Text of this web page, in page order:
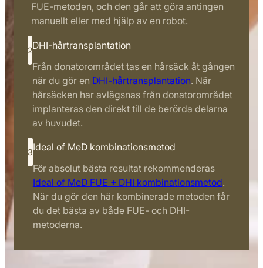
FUE-metoden, och den går att göra antingen
manuellt eller med hjälp av en robot.
2DHI-hårtransplantation
Från donatorområdet tas en hårsäck åt gången
när du gör en DHI-hårtransplantation. När
hårsäcken har avlägsnas från donatorområdet
implanteras den direkt till de berörda delarna
av huvudet.
3Ideal of MeD kombinationsmetod
För absolut bästa resultat rekommenderas
Ideal of MeD FUE + DHI kombinationsmetod.
När du gör den här kombinerade metoden får
du det bästa av både FUE- och DHI-
metoderna.